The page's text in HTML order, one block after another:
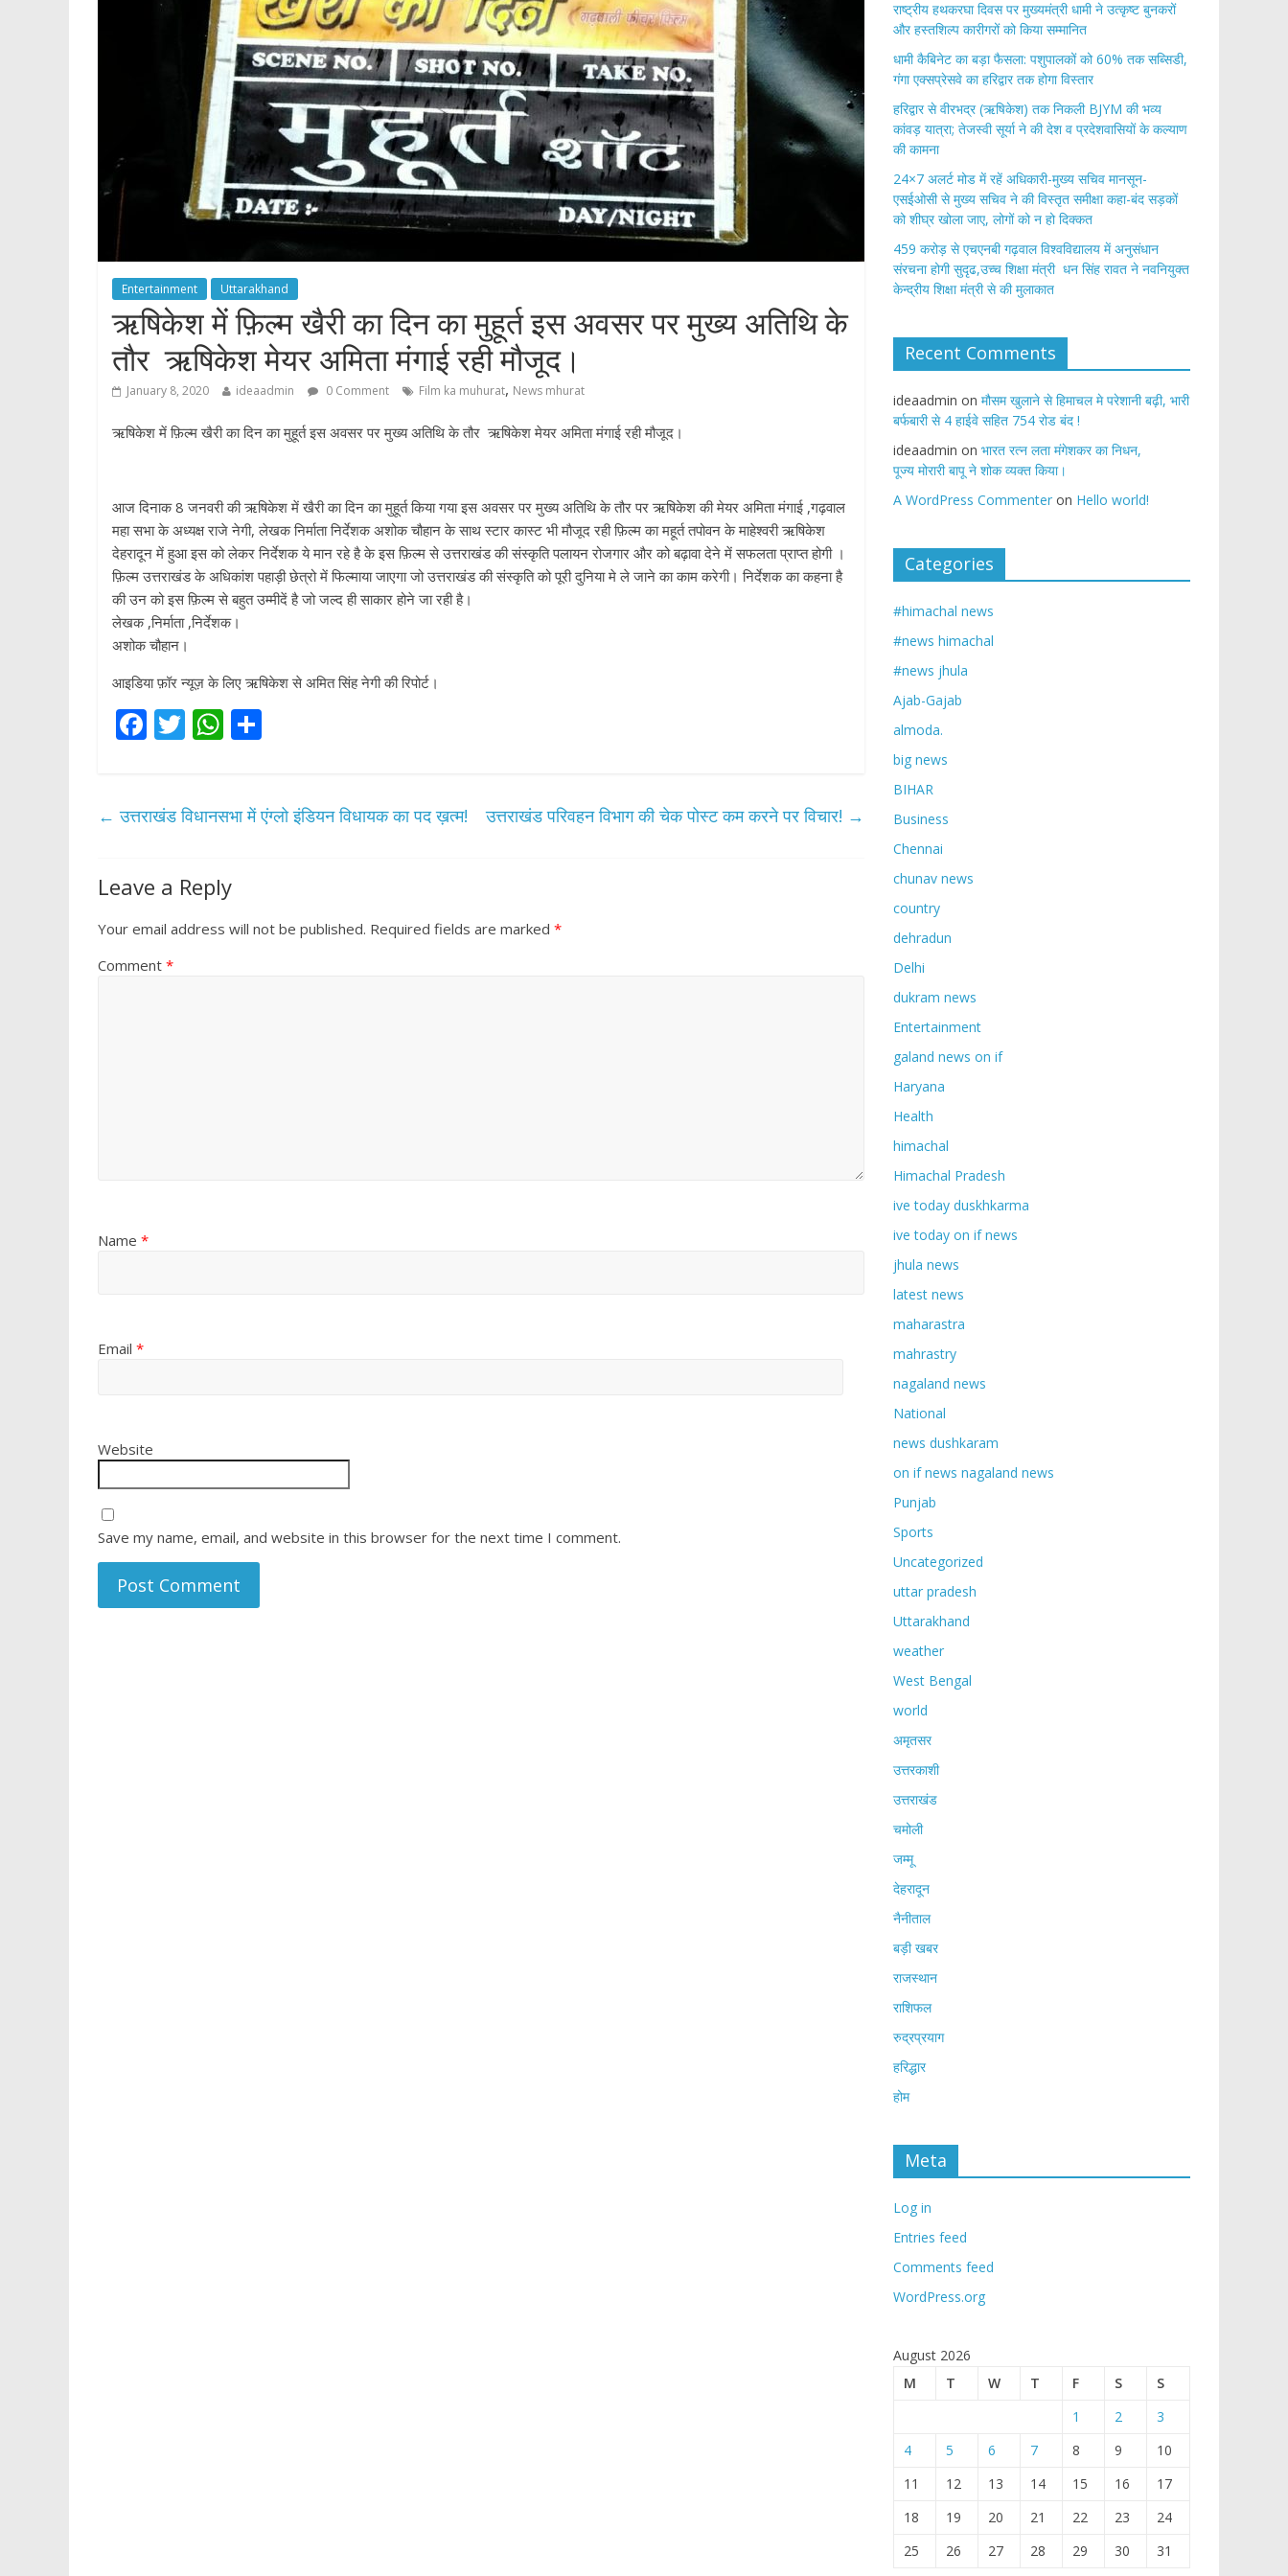
Entertainment Uttarakhand
ऋषिकेश में फ़िल्म खैरी का दिन का मुहूर्त इस अवसर पर मुख्य अतिथि के
तौर ऋषिकेश मेयर अमिता मंगाई रही मौजूद।
January 8, 2020 ideaadmin 0 Comment Film ka muhurat, News mhurat
ऋषिकेश में फ़िल्म खैरी का दिन का मुहूर्त इस अवसर पर मुख्य अतिथि के तौर ऋषिकेश मेयर अमिता मंगाई रही मौजूद।
आज दिनाक 8 जनवरी की ऋषिकेश में खैरी का दिन का मुहूर्त किया गया इस अवसर पर मुख्य अतिथि के तौर पर ऋषिकेश की मेयर अमिता मंगाई ,गढ़वाल
महा सभा के अध्यक्ष राजे नेगी, लेखक निर्माता निर्देशक अशोक चौहान के साथ स्टार कास्ट भी मौजूद रही फ़िल्म का महूर्त तपोवन के माहेश्वरी ऋषिकेश
देहरादून में हुआ इस को लेकर निर्देशक ये मान रहे है के इस फ़िल्म से उत्तराखंड की संस्कृति पलायन रोजगार और को बढ़ावा देने में सफलता प्राप्त होगी ।
फ़िल्म उत्तराखंड के अधिकांश पहाड़ी छेत्रो में फिल्माया जाएगा जो उत्तराखंड की संस्कृति को पूरी दुनिया मे ले जाने का काम करेगी। निर्देशक का कहना है
की उन को इस फ़िल्म से बहुत उम्मीदें है जो जल्द ही साकार होने जा रही है।
लेखक ,निर्माता ,निर्देशक।
अशोक चौहान।
आइडिया फ़ॉर न्यूज़ के लिए ऋषिकेश से अमित सिंह नेगी की रिपोर्ट।
F
b
o
k
T
er
W
s
p
p
e
← उत्तराखंड विधानसभा में एंग्लो इंडियन विधायक का पद ख़त्म! उत्तराखंड परिवहन विभाग की चेक पोस्ट कम करने पर विचार! →
Leave a Reply
Your email address will not be published. Required fields are marked *
Comment *
Name *
Email *
Website
Save my name, email, and website in this browser for the next time I comment.
राष्ट्रीय हथकरघा दिवस पर मुख्यमंत्री धामी ने उत्कृष्ट बुनकरों
और हस्तशिल्प कारीगरों को किया सम्मानित
​धामी कैबिनेट का बड़ा फैसला: पशुपालकों को 60% तक सब्सिडी,
गंगा एक्सप्रेसवे का हरिद्वार तक होगा विस्तार
​हरिद्वार से वीरभद्र (ऋषिकेश) तक निकली BJYM की भव्य
कांवड़ यात्रा; तेजस्वी सूर्या ने की देश व प्रदेशवासियों के कल्याण
की कामना
24×7 अलर्ट मोड में रहें अधिकारी-मुख्य सचिव मानसून-
एसईओसी से मुख्य सचिव ने की विस्तृत समीक्षा कहा-बंद सड़कों
को शीघ्र खोला जाए, लोगों को न हो दिक्कत
459 करोड़ से एचएनबी गढ़वाल विश्वविद्यालय में अनुसंधान
संरचना होगी सुदृढ,उच्च शिक्षा मंत्री धन सिंह रावत ने नवनियुक्त
केन्द्रीय शिक्षा मंत्री से की मुलाकात
Recent Comments
ideaadmin on मौसम खुलाने से हिमाचल मे परेशानी बढ़ी, भारी
बर्फबारी से 4 हाईवे सहित 754 रोड बंद !
ideaadmin on भारत रत्न लता मंगेशकर का निधन,
पूज्य मोरारी बापू ने शोक व्यक्त किया।
A WordPress Commenter on Hello world!
Categories
#himachal news
#news himachal
#news jhula
Ajab-Gajab
almoda.
big news
BIHAR
Business
Chennai
chunav news
country
dehradun
Delhi
dukram news
Entertainment
galand news on if
Haryana
Health
himachal
Himachal Pradesh
ive today duskhkarma
ive today on if news
jhula news
latest news
maharastra
mahrastry
nagaland news
National
news dushkaram
on if news nagaland news
Punjab
Sports
Uncategorized
uttar pradesh
Uttarakhand
weather
West Bengal
world
अमृतसर
उत्तरकाशी
उत्तराखंड
चमोली
जम्मू
देहरादून
नैनीताल
बड़ी खबर
राजस्थान
राशिफल
रुद्रप्रयाग
हरिद्धार
होम
Meta
Log in
Entries feed
Comments feed
WordPress.org
August 2026
M
T W T F S
S
1
2
3
4
5 6 7 8 9
10
11
12 13 14 15 16
17
18
19 20 21 22 23
24
25
26 27 28 29 30 31